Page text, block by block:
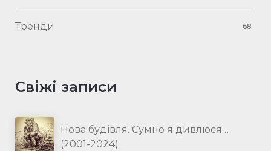
Тренди 68
Свіжі записи
Нова будівля. Сумно я дивлюся…
(2001-2024)